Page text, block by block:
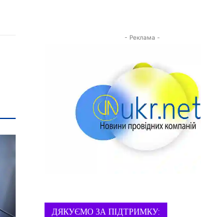
- Реклама -
ДЯКУЄМО ЗА ПІДТРИМКУ: